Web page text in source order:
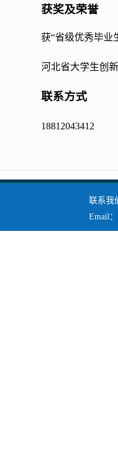
获奖及荣誉
获“省级优秀毕业
河北省大学生创
联系方式
18812043412
联系我
Email